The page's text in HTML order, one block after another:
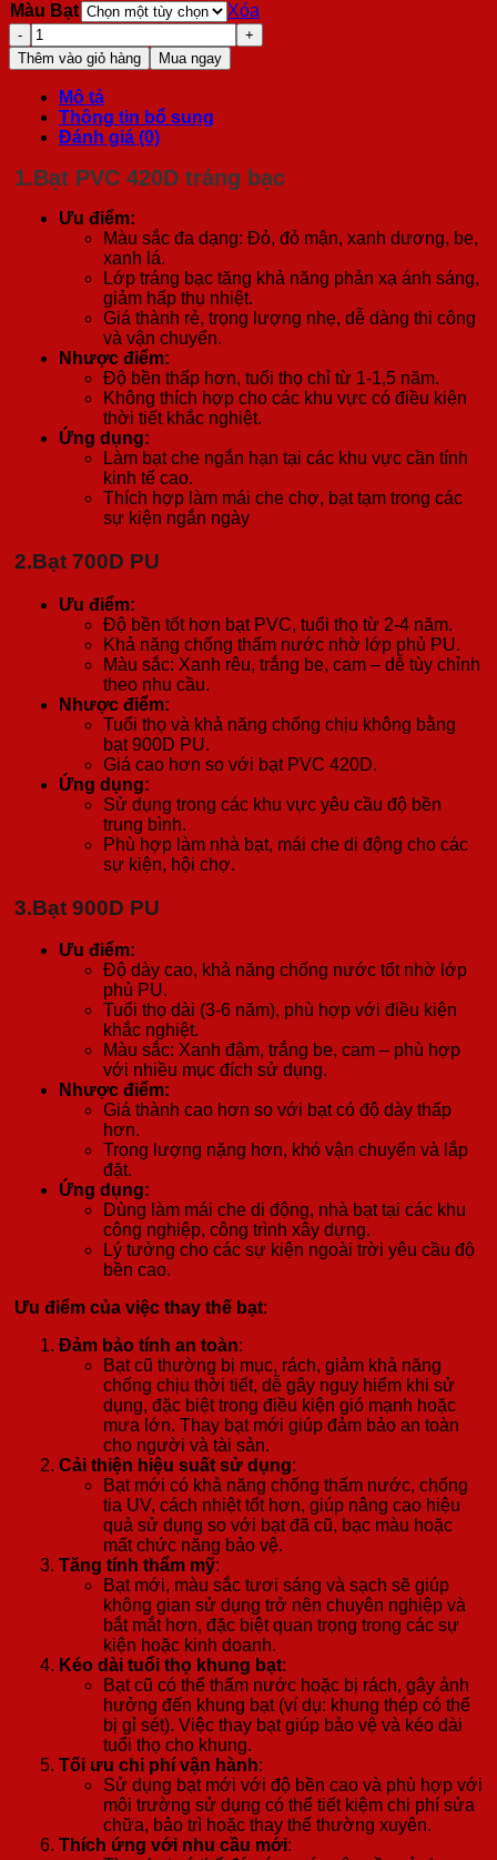
Màu Bạt
Xóa
Mái
Che
Nhà
Bạt
Di
Động
3x4,5m
Gấp
Gọn
số
Thêm vào giỏ hàng Mua ngay
Mô tả
Thông tin bổ sung
Đánh giá (0)
1.Bạt PVC 420D tráng bạc
Ưu điểm:
Màu sắc đa dạng: Đỏ, đỏ mận, xanh dương, be,
xanh lá.
Lớp tráng bạc tăng khả năng phản xạ ánh sáng,
giảm hấp thụ nhiệt.
Giá thành rẻ, trọng lượng nhẹ, dễ dàng thi công
và vận chuyển.
Nhược điểm:
Độ bền thấp hơn, tuổi thọ chỉ từ 1-1,5 năm.
Không thích hợp cho các khu vực có điều kiện
thời tiết khắc nghiệt.
Ứng dụng:
Làm bạt che ngắn hạn tại các khu vực cần tính
kinh tế cao.
Thích hợp làm mái che chợ, bạt tạm trong các
sự kiện ngắn ngày
2.Bạt 700D PU
Ưu điểm:
Độ bền tốt hơn bạt PVC, tuổi thọ từ 2-4 năm.
Khả năng chống thấm nước nhờ lớp phủ PU.
Màu sắc: Xanh rêu, trắng be, cam – dễ tùy chỉnh
theo nhu cầu.
Nhược điểm:
Tuổi thọ và khả năng chống chịu không bằng
bạt 900D PU.
Giá cao hơn so với bạt PVC 420D.
Ứng dụng:
Sử dụng trong các khu vực yêu cầu độ bền
trung bình.
Phù hợp làm nhà bạt, mái che di động cho các
sự kiện, hội chợ.
3.Bạt 900D PU
Ưu điểm:
Độ dày cao, khả năng chống nước tốt nhờ lớp
phủ PU.
Tuổi thọ dài (3-6 năm), phù hợp với điều kiện
khắc nghiệt.
Màu sắc: Xanh đậm, trắng be, cam – phù hợp
với nhiều mục đích sử dụng.
Nhược điểm:
Giá thành cao hơn so với bạt có độ dày thấp
hơn.
Trọng lượng nặng hơn, khó vận chuyển và lắp
đặt.
Ứng dụng:
Dùng làm mái che di động, nhà bạt tại các khu
công nghiệp, công trình xây dựng.
Lý tưởng cho các sự kiện ngoài trời yêu cầu độ
bền cao.
Ưu điểm của việc thay thế bạt:
Đảm bảo tính an toàn:
Bạt cũ thường bị mục, rách, giảm khả năng
chống chịu thời tiết, dễ gây nguy hiểm khi sử
dụng, đặc biệt trong điều kiện gió mạnh hoặc
mưa lớn. Thay bạt mới giúp đảm bảo an toàn
cho người và tài sản.
Cải thiện hiệu suất sử dụng:
Bạt mới có khả năng chống thấm nước, chống
tia UV, cách nhiệt tốt hơn, giúp nâng cao hiệu
quả sử dụng so với bạt đã cũ, bạc màu hoặc
mất chức năng bảo vệ.
Tăng tính thẩm mỹ:
Bạt mới, màu sắc tươi sáng và sạch sẽ giúp
không gian sử dụng trở nên chuyên nghiệp và
bắt mắt hơn, đặc biệt quan trọng trong các sự
kiện hoặc kinh doanh.
Kéo dài tuổi thọ khung bạt:
Bạt cũ có thể thấm nước hoặc bị rách, gây ảnh
hưởng đến khung bạt (ví dụ: khung thép có thể
bị gỉ sét). Việc thay bạt giúp bảo vệ và kéo dài
tuổi thọ cho khung.
Tối ưu chi phí vận hành:
Sử dụng bạt mới với độ bền cao và phù hợp với
môi trường sử dụng có thể tiết kiệm chi phí sửa
chữa, bảo trì hoặc thay thế thường xuyên.
Thích ứng với nhu cầu mới: